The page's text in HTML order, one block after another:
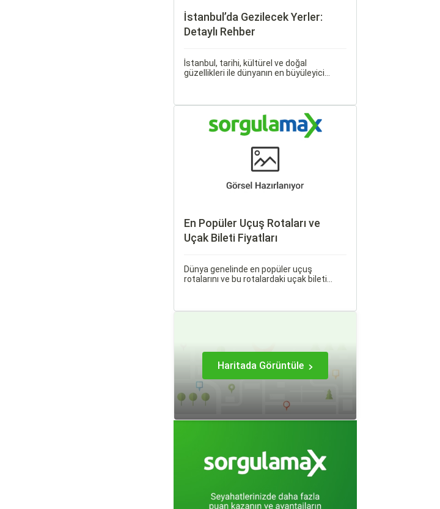
İstanbul’da Gezilecek Yerler:
Detaylı Rehber
İstanbul, tarihi, kültürel ve doğal
güzellikleri ile dünyanın en büyüleyici
En Popüler Uçuş Rotaları ve
Uçak Bileti Fiyatları
Dünya genelinde en popüler uçuş
rotalarını ve bu rotalardaki uçak bileti
Haritada Görüntüle